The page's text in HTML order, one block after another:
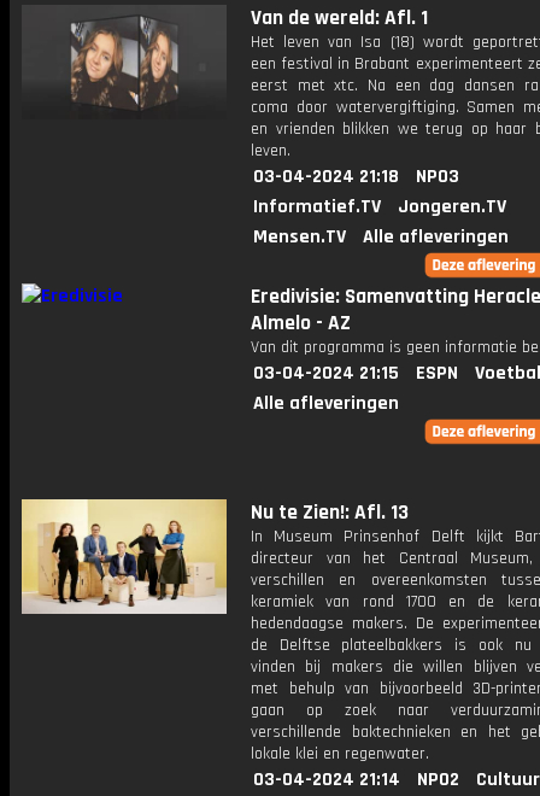
Van de wereld: Afl. 1
Het leven van Isa (18) wordt
een festival in Brabant experimenteert
eerst met xtc. Na een dag dansen
coma door watervergiftiging. Samen
en vrienden blikken we terug op haar
leven.
03-04-2024 21:18
NPO3
Informatief.TV
Jongeren.TV
Mensen.TV
Alle afleveringen
Eredivisie: Samenvatting
Almelo - AZ
Van dit programma is geen informatie
03-04-2024 21:15 ESPN
Alle afleveringen
Nu te Zien!: Afl. 13
In Museum Prinsenhof Delft kijkt
directeur van het Centraal
verschillen en overeenkomsten
keramiek van rond 1700 en de
hedendaagse makers. De
de Delftse plateelbakkers is ook
vinden bij makers die willen blijven
met behulp van bijvoorbeeld 3D-
gaan op zoek naar
verschillende baktechnieken en het
lokale klei en regenwater.
03-04-2024 21:14 NPO2